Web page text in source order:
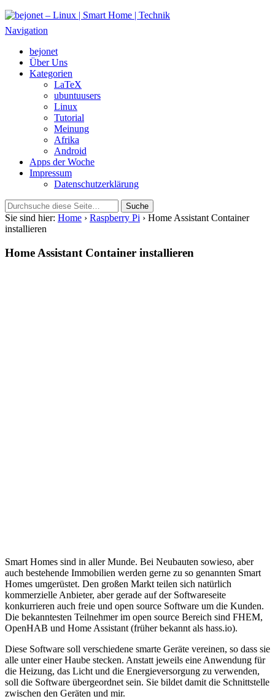
bejonet – Linux | Smart Home | Technik
Das Blog über Technik, Linux und Smart Home
Navigation
bejonet
Über Uns
Kategorien
LaTeX
ubuntuusers
Linux
Tutorial
Meinung
Afrika
Android
Apps der Woche
Impressum
Datenschutzerklärung
Sie sind hier: Home › Raspberry Pi › Home Assistant Container
installieren
Home Assistant Container installieren
Smart Homes sind in aller Munde. Bei Neubauten sowieso, aber
auch bestehende Immobilien werden gerne zu so genannten Smart
Homes umgerüstet. Den großen Markt teilen sich natürlich
kommerzielle Anbieter, aber gerade auf der Softwareseite
konkurrieren auch freie und open source Software um die Kunden.
Die bekanntesten Teilnehmer im open source Bereich sind FHEM,
OpenHAB und Home Assistant (früher bekannt als hass.io).
Diese Software soll verschiedene smarte Geräte vereinen, so dass sie
alle unter einer Haube stecken. Anstatt jeweils eine Anwendung für
die Heizung, das Licht und die Energieversorgung zu verwenden,
soll die Software übergeordnet sein. Sie bildet damit die Schnittstelle
zwischen den Geräten und mir.